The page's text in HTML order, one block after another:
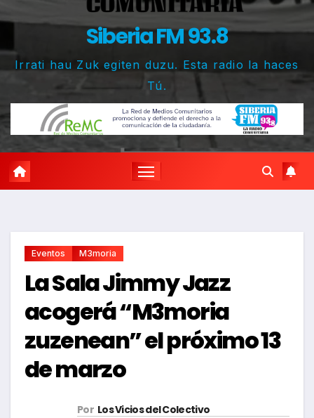
Siberia FM 93.8
Irrati hau Zuk egiten duzu. Esta radio la haces
Tú.
Eventos M3moria
La Sala Jimmy Jazz
acogerá “M3moria
zuzenean” el próximo 13
de marzo
Por Los Vicios del Colectivo